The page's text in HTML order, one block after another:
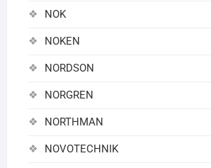
NOK
NOKEN
NORDSON
NORGREN
NORTHMAN
NOVOTECHNIK